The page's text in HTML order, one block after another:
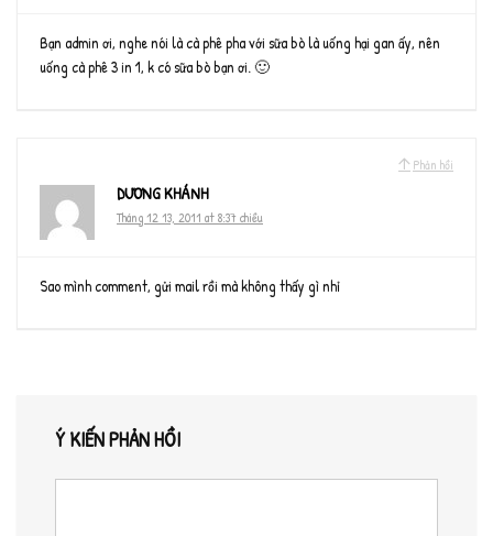
Bạn admin ơi, nghe nói là cà phê pha với sữa bò là uống hại gan ấy, nên
uống cà phê 3 in 1, k có sữa bò bạn ơi. 🙂
Phản hồi
DƯƠNG KHÁNH
Tháng 12 13, 2011 at 8:37 chiều
Sao mình comment, gửi mail rồi mà không thấy gì nhỉ
Ý KIẾN PHẢN HỒI